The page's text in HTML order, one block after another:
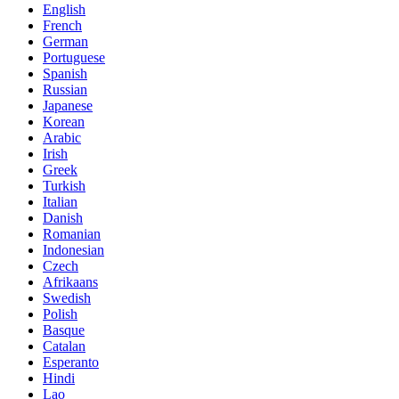
English
French
German
Portuguese
Spanish
Russian
Japanese
Korean
Arabic
Irish
Greek
Turkish
Italian
Danish
Romanian
Indonesian
Czech
Afrikaans
Swedish
Polish
Basque
Catalan
Esperanto
Hindi
Lao